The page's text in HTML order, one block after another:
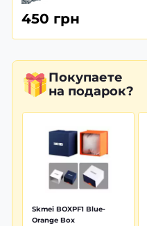
450 грн
Покупаете
на подарок?
Skmei BOXPF1 Blue-
Orange Box